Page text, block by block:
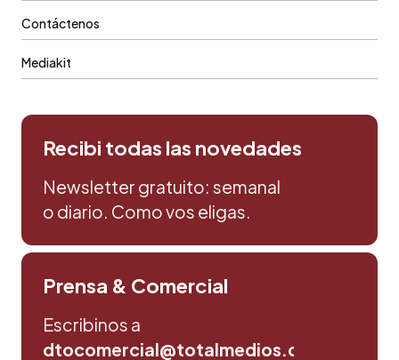
Contáctenos
Mediakit
Recibi todas las novedades
Newsletter gratuito: semanal
o diario. Como vos eligas.
Prensa & Comercial
Escribinos a
dtocomercial@totalmedios.com